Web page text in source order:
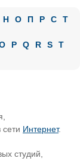
Н О П Р С
Т
P Q R S
T
Интернет.
студий,